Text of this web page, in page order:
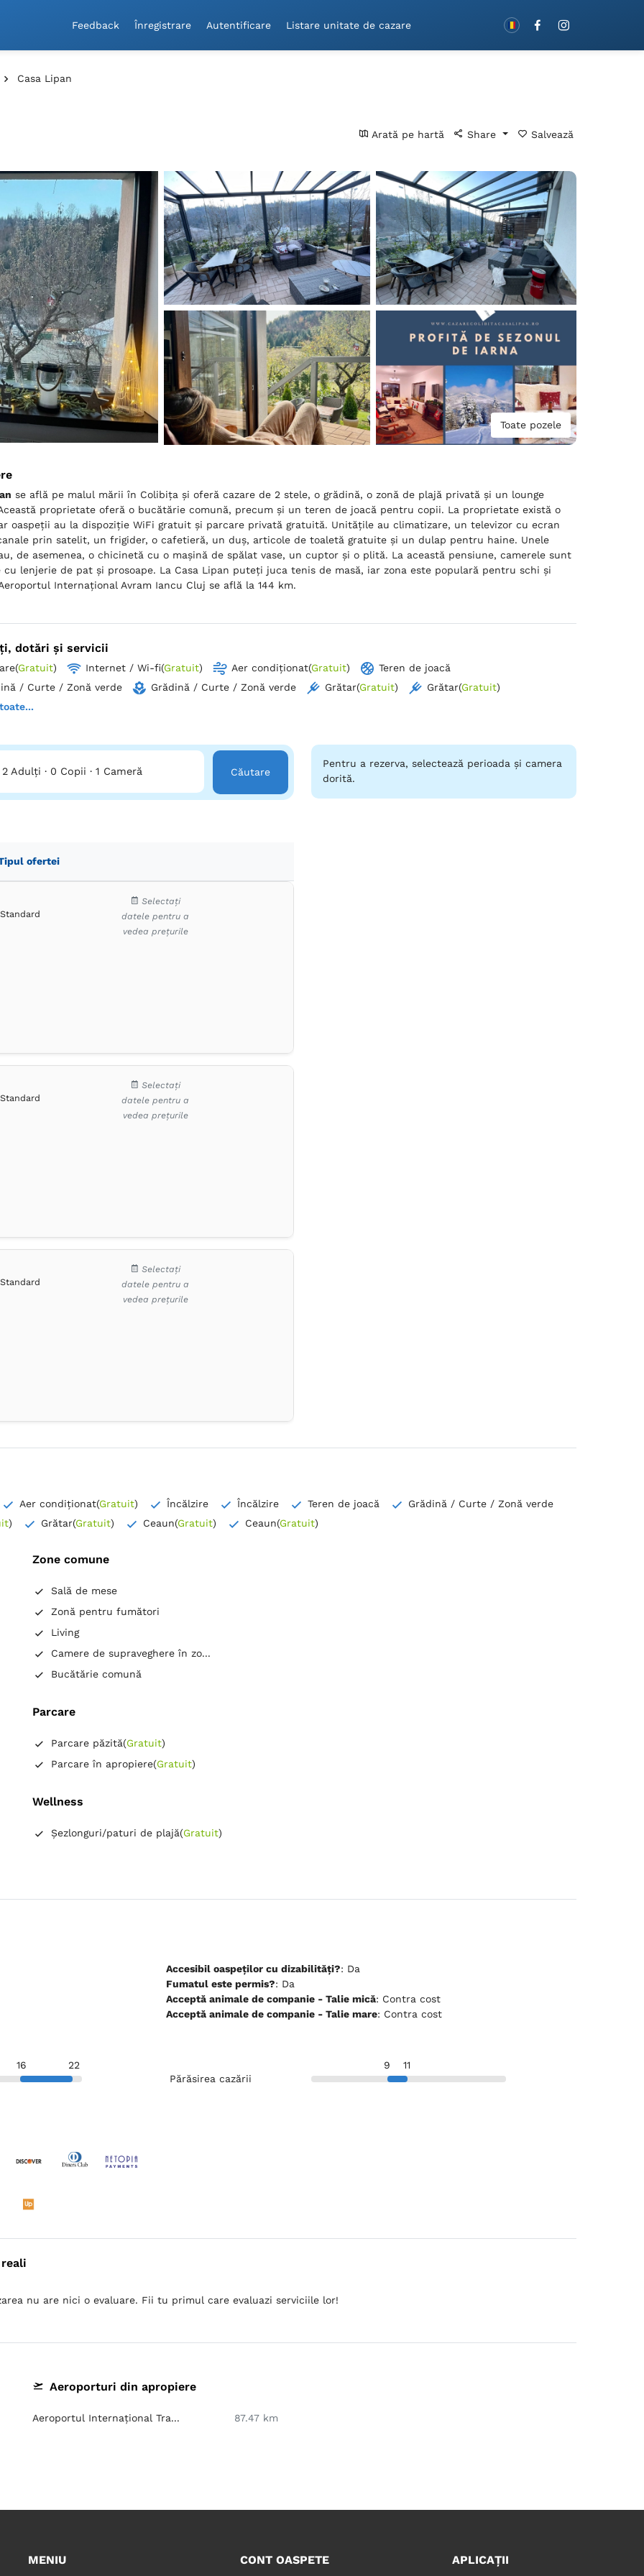
Feedback
Înregistrare Autentificare Listare unitate de cazare
Casa Lipan
Arată pe hartă Share Salvează
Toate pozele
se află pe malul mării în Colibiţa și oferă cazare de 2 stele, o grădină, o zonă de plajă privată și un lounge
proprietate oferă o bucătărie comună, precum și un teren de joacă pentru copii. La proprietate există o
oaspeții au la dispoziție WiFi gratuit și parcare privată gratuită. Unitățile au climatizare, un televizor cu ecran
prin satelit, un frigider, o cafetieră, un duș, articole de toaletă gratuite și un dulap pentru haine. Unele
de asemenea, o chicinetă cu o mașină de spălat vase, un cuptor și o plită. La această pensiune, camerele sunt
cu lenjerie de pat și prosoape. La Casa Lipan puteți juca tenis de masă, iar zona este populară pentru schi și
Internaţional Avram Iancu Cluj se află la 144 km.
dotări și servicii
(Gratuit) Internet / Wi-fi(Gratuit) Aer condiționat(Gratuit)
Teren de joacă
/ Curte / Zonă verde
Grădină / Curte / Zonă verde Grătar(Gratuit) Grătar(Gratuit)
2 Adulți· 0 Copii ·1 Cameră Căutare
ofertei
Standard
Selectați
datele pentru a
vedea prețurile
Standard
Selectați
datele pentru a
vedea prețurile
Standard
Selectați
datele pentru a
vedea prețurile
Pentru a rezerva, selectează perioada și camera
dorită.
Aer condiționat(Gratuit) Încălzire Încălzire Teren de joacă
Grădină / Curte / Zonă verde
) Grătar(Gratuit) Ceaun(Gratuit) Ceaun(Gratuit)
Zone comune
Sală de mese
Zonă pentru fumători
Living
Camere de supraveghere în zo...
Bucătărie comună
Parcare
Parcare păzită(Gratuit)
Parcare în apropiere(Gratuit)
Wellness
Șezlonguri/paturi de plajă(Gratuit)
Accesibil oaspeților cu dizabilități?
: Da
Fumatul este permis?
: Da
Acceptă animale de companie - Talie mică
: Contra cost
Acceptă animale de companie - Talie mare
: Contra cost
16
22
Părăsirea cazării
9 11
nu are nici o evaluare. Fii tu primul care evaluazi serviciile lor!
Aeroporturi din apropiere
Aeroportul Internațional Tra... 87.47 km
MENIU CONT OASPETE APLICAȚII